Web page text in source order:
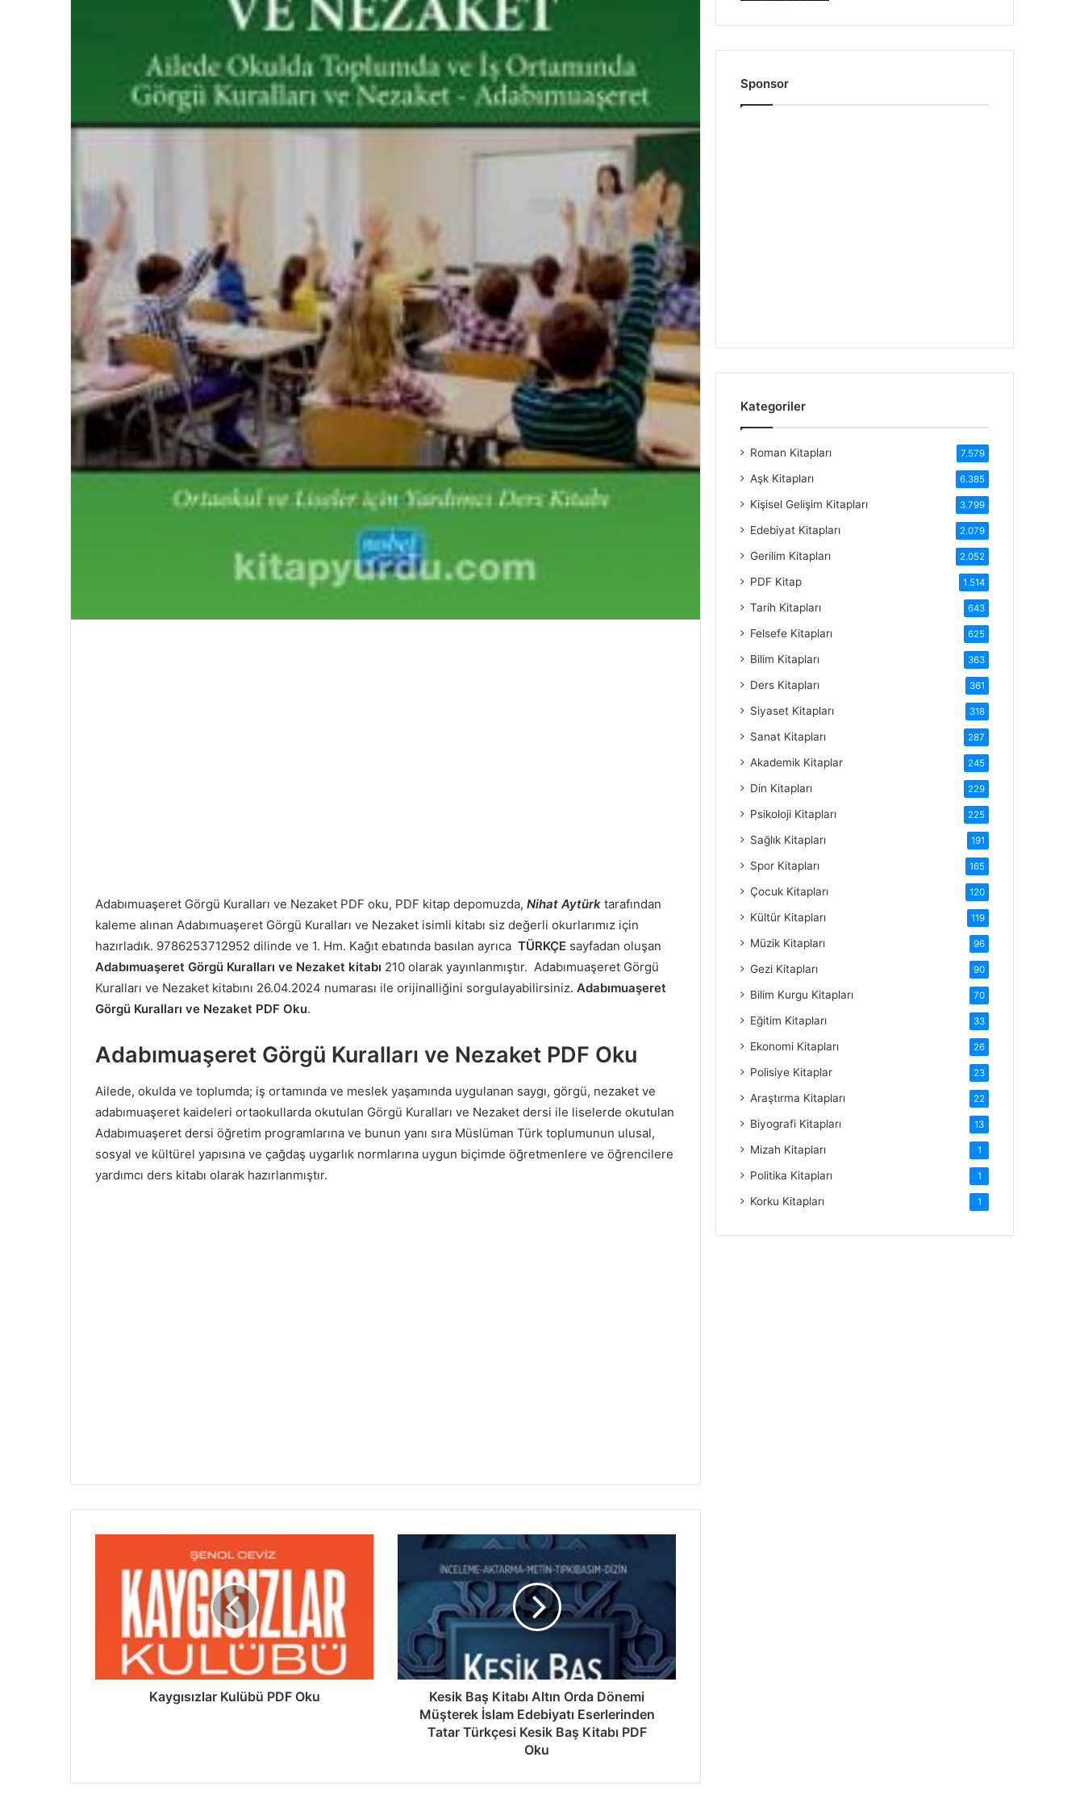
Adabımuaşeret Görgü Kuralları ve Nezaket PDF oku, PDF kitap depomuzda, Nihat Aytürk tarafından
kaleme alınan Adabımuaşeret Görgü Kuralları ve Nezaket isimli kitabı siz değerli okurlarımız için
hazırladık. 9786253712952 dilinde ve 1. Hm. Kağıt ebatında basılan ayrıca TÜRKÇE sayfadan oluşan
Adabımuaşeret Görgü Kuralları ve Nezaket kitabı 210 olarak yayınlanmıştır. Adabımuaşeret Görgü
Kuralları ve Nezaket kitabını 26.04.2024 numarası ile orijinalliğini sorgulayabilirsiniz. Adabımuaşeret
Görgü Kuralları ve Nezaket PDF Oku.
Adabımuaşeret Görgü Kuralları ve Nezaket PDF Oku
Ailede, okulda ve toplumda; iş ortamında ve meslek yaşamında uygulanan saygı, görgü, nezaket ve
adabımuaşeret kaideleri ortaokullarda okutulan Görgü Kuralları ve Nezaket dersi ile liselerde okutulan
Adabımuaşeret dersi öğretim programlarına ve bunun yanı sıra Müslüman Türk toplumunun ulusal,
sosyal ve kültürel yapısına ve çağdaş uygarlık normlarına uygun biçimde öğretmenlere ve öğrencilere
yardımcı ders kitabı olarak hazırlanmıştır.
Kaygısızlar Kulübü PDF Oku
Kesik Baş Kitabı Altın Orda Dönemi
Müşterek İslam Edebiyatı Eserlerinden
Tatar Türkçesi Kesik Baş Kitabı PDF
Oku
Sponsor
Kategoriler
Roman Kitapları 7.579
Aşk Kitapları 6.385
Kişisel Gelişim Kitapları 3.799
Edebiyat Kitapları 2.079
Gerilim Kitapları 2.052
PDF Kitap 1.514
Tarih Kitapları 643
Felsefe Kitapları 625
Bilim Kitapları 363
Ders Kitapları 361
Siyaset Kitapları 318
Sanat Kitapları 287
Akademik Kitaplar 245
Din Kitapları 229
Psikoloji Kitapları 225
Sağlık Kitapları 191
Spor Kitapları 165
Çocuk Kitapları 120
Kültür Kitapları 119
Müzik Kitapları 96
Gezi Kitapları 90
Bilim Kurgu Kitapları 70
Eğitim Kitapları 33
Ekonomi Kitapları 26
Polisiye Kitaplar 23
Araştırma Kitapları 22
Biyografi Kitapları 13
Mizah Kitapları 1
Politika Kitapları 1
Korku Kitapları 1